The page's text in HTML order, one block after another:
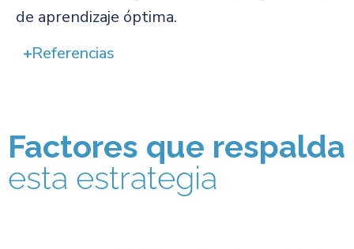
de aprendizaje óptima.
Referencias
Factores que respalda
esta estrategia